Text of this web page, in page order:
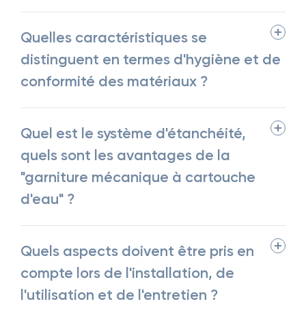
Quelles caractéristiques se
distinguent en termes d'hygiène et de
conformité des matériaux ?
Quel est le système d'étanchéité,
quels sont les avantages de la
"garniture mécanique à cartouche
d'eau" ?
Quels aspects doivent être pris en
compte lors de l'installation, de
l'utilisation et de l'entretien ?